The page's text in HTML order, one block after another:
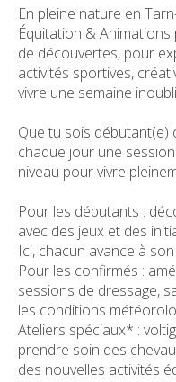
En pleine nature en
Équitation &
de découvertes, pour
activités sportives,
vivre une semaine
Que tu sois débutant(e)
chaque jour une
niveau pour vivre
Pour les débutants :
avec des jeux et des
Ici, chacun avance à
Pour les confirmés :
sessions de dressage,
les conditions
Ateliers spéciaux* :
prendre soin des
des nouvelles activités